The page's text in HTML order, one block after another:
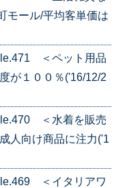
モール/平均客単価は
＜ペット用品
が１００％('16/12/2
＜水着を販売
人向け商品に注力('1
＜イタリアワ